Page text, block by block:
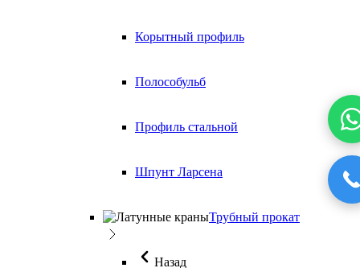
Корытный профиль
Полособульб
Профиль стальной
Шпунт Ларсена
Трубный прокат
Назад